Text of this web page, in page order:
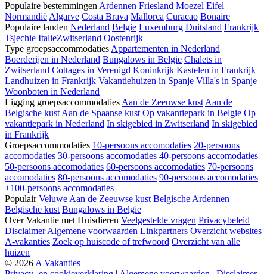
Populaire bestemmingenArdennen Friesland Moezel Eifel
NormandiëAlgarve Costa Brava Mallorca Curacao Bonaire
Populaire landen Nederland Belgie Luxemburg Duitsland Frankrijk
Tsjechie ItalieZwitserland Oostenrijk
Type groepsaccommodatiesAppartementen in Nederland
Boerderijen in Nederland Bungalows in Belgie Chalets in
Zwitserland Cottages in Verenigd Koninkrijk Kastelen in Frankrijk
Landhuizen in Frankrijk Vakantiehuizen in Spanje Villa's in Spanje
Woonboten in Nederland
Ligging groepsaccommodatiesAan de Zeeuwse kustAan de
Belgische kustAan de Spaanse kust Op vakantiepark in Belgie Op
vakantiepark in Nederland In skigebied in Zwitserland In skigebied
in Frankrijk
Groepsaccommodaties 10-persoons accomodaties 20-persoons
accomodaties 30-persoons accomodaties 40-persoons accomodaties
50-persoons accomodaties 60-persoons accomodaties 70-persoons
accomodaties 80-persoons accomodaties 90-persoons accomodaties
+100-persoons accomodaties
Populair VeluweAan de Zeeuwse kust Belgische Ardennen
Belgische kust Bungalows in Belgie
Over Vakantie met Huisdieren Veelgestelde vragen Privacybeleid
DisclaimerAlgemene voorwaarden Linkpartners Overzicht websites
A-vakanties Zoek op huiscode of trefwoord Overzicht van alle
huizen
© 2026A Vakanties